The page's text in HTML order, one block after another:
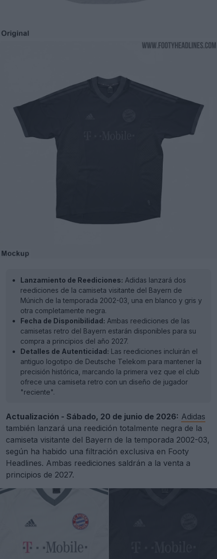
Lanzamiento de Reediciones: Adidas lanzará dos
reediciones de la camiseta visitante del Bayern de
Múnich de la temporada 2002-03, una en blanco y gris y
otra completamente negra.
Fecha de Disponibilidad: Ambas reediciones de las
camisetas retro del Bayern estarán disponibles para su
compra a principios del año 2027.
Detalles de Autenticidad: Las reediciones incluirán el
antiguo logotipo de Deutsche Telekom para mantener la
precisión histórica, marcando la primera vez que el club
ofrece una camiseta retro con un diseño de jugador
"reciente".
Actualización - Sábado, 20 de junio de 2026: Adidas
también lanzará una reedición totalmente negra de la
camiseta visitante del Bayern de la temporada 2002-03,
según ha habido una filtración exclusiva en Footy
Headlines. Ambas reediciones saldrán a la venta a
principios de 2027.